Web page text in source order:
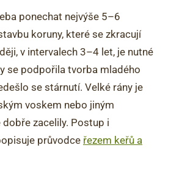
ponechat nejvýše 5–6
koruny, které se zkracují
v intervalech 3–4 let, je nutné
se podpořila tvorba mladého
se stárnutí. Velké rány je
voskem nebo jiným
zacelily. Postup i
průvodce řezem keřů a